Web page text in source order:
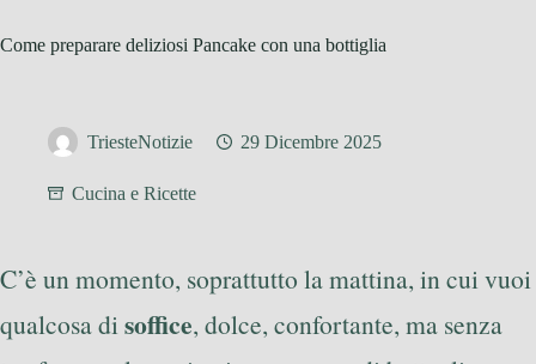
Come preparare deliziosi Pancake con una bottiglia
TriesteNotizie 29 Dicembre 2025
Cucina e Ricette
C’è un momento, soprattutto la mattina, in cui vuoi
qualcosa disoffice, dolce, confortante, ma senza